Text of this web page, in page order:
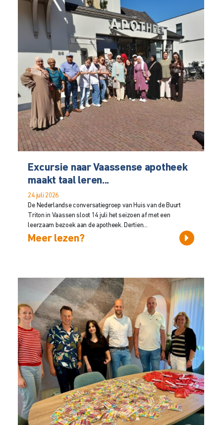
Excursie naar Vaassense apotheek
maakt taal leren...
24 juli 2026
De Nederlandse conversatiegroep van Huis van de Buurt
Triton in Vaassen sloot 14 juli het seizoen af met een
leerzaam bezoek aan de apotheek. Dertien...
Meer lezen?